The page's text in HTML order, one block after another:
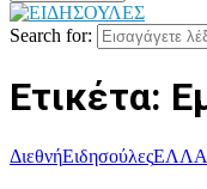
Search for:
Ετικέτα:
ΔιεθνήΕιδησούλες